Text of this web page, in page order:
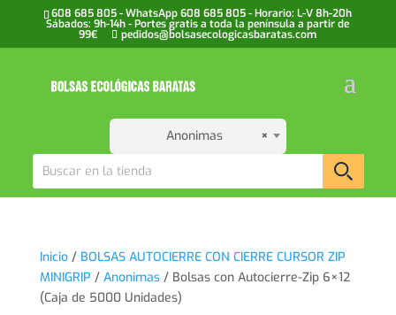
608 685 805 - WhatsApp 608 685 805 - Horario: L-V 8h-20h
Sábados: 9h-14h - Portes gratis a toda la península a partir de
99€ pedidos@bolsasecologicasbaratas.com
×
Anonimas
Inicio/ BOLSAS AUTOCIERRE CON CIERRE CURSOR ZIP
MINIGRIP / Anonimas/ Bolsas con Autocierre-Zip 6×12
(Caja de 5000 Unidades)